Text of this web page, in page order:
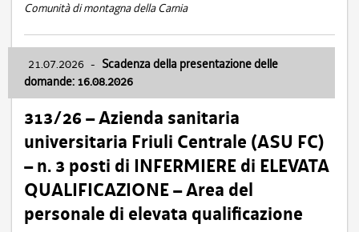
Comunità di montagna della Carnia
21.07.2026 - Scadenza della presentazione delle
domande: 16.08.2026
313/26 – Azienda sanitaria
universitaria Friuli Centrale (ASU FC)
– n. 3 posti di INFERMIERE di ELEVATA
QUALIFICAZIONE – Area del
personale di elevata qualificazione